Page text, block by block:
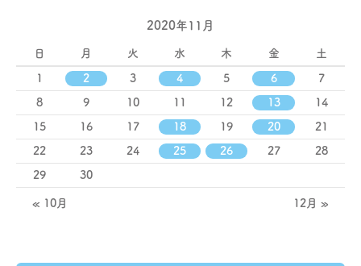
2020年11月
日 月 火 水 木 金 土
1 2 3 4 5 6 7
8 9 10 11 12 13 14
15 16 17 18 19 20 21
22 23 24 25 26 27 28
29 30
« 10月 12月 »